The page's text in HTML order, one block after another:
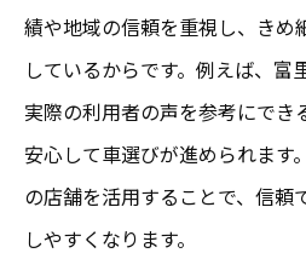
績や地域の信頼を重視し、きめ
しているからです。例えば、富
実際の利用者の声を参考にでき
安心して車選びが進められます
の店舗を活用することで、信頼
しやすくなります。